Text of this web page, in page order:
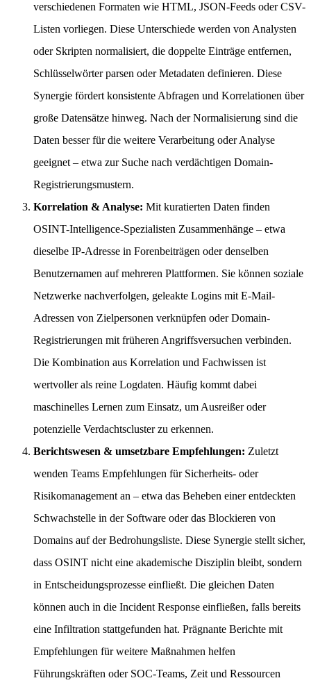
verschiedenen Formaten wie HTML, JSON-Feeds oder CSV-
Listen vorliegen. Diese Unterschiede werden von Analysten
oder Skripten normalisiert, die doppelte Einträge entfernen,
Schlüsselwörter parsen oder Metadaten definieren. Diese
Synergie fördert konsistente Abfragen und Korrelationen über
große Datensätze hinweg. Nach der Normalisierung sind die
Daten besser für die weitere Verarbeitung oder Analyse
geeignet – etwa zur Suche nach verdächtigen Domain-
Registrierungsmustern.
Korrelation & Analyse: Mit kuratierten Daten finden
OSINT-Intelligence-Spezialisten Zusammenhänge – etwa
dieselbe IP-Adresse in Forenbeiträgen oder denselben
Benutzernamen auf mehreren Plattformen. Sie können soziale
Netzwerke nachverfolgen, geleakte Logins mit E-Mail-
Adressen von Zielpersonen verknüpfen oder Domain-
Registrierungen mit früheren Angriffsversuchen verbinden.
Die Kombination aus Korrelation und Fachwissen ist
wertvoller als reine Logdaten. Häufig kommt dabei
maschinelles Lernen zum Einsatz, um Ausreißer oder
potenzielle Verdachtscluster zu erkennen.
Berichtswesen & umsetzbare Empfehlungen: Zuletzt
wenden Teams Empfehlungen für Sicherheits- oder
Risikomanagement an – etwa das Beheben einer entdeckten
Schwachstelle in der Software oder das Blockieren von
Domains auf der Bedrohungsliste. Diese Synergie stellt sicher,
dass OSINT nicht eine akademische Disziplin bleibt, sondern
in Entscheidungsprozesse einfließt. Die gleichen Daten
können auch in die Incident Response einfließen, falls bereits
eine Infiltration stattgefunden hat. Prägnante Berichte mit
Empfehlungen für weitere Maßnahmen helfen
Führungskräften oder SOC-Teams, Zeit und Ressourcen